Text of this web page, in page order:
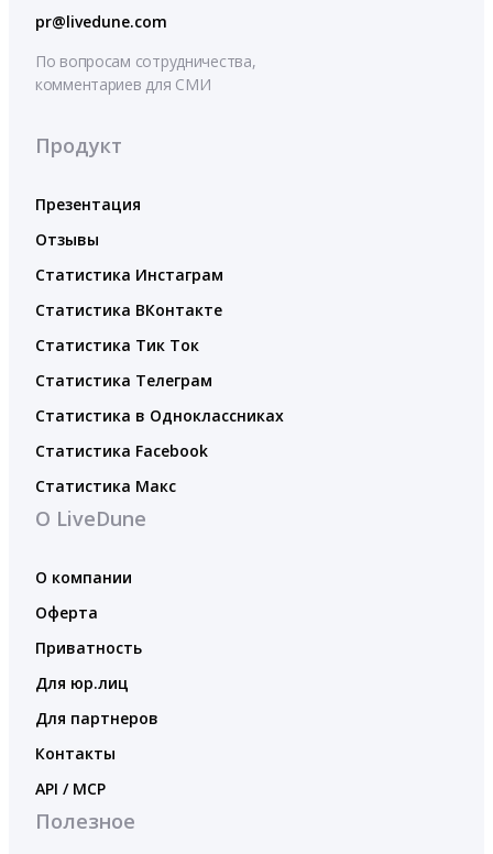
pr@livedune.com
По вопросам сотрудничества,
комментариев для СМИ
Продукт
Презентация
Отзывы
Статистика Инстаграм
Статистика ВКонтакте
Статистика Тик Ток
Статистика Телеграм
Статистика в Одноклассниках
Статистика Facebook
Статистика Макс
О LiveDune
О компании
Оферта
Приватность
Для юр.лиц
Для партнеров
Контакты
API / MCP
Полезное